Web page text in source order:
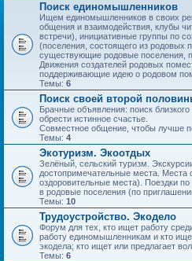
Поиск единомышленников
Ищем единомышленников в своих
общения и взаимодействия, клубы
встречи), инициативные группы по
(поселения, состоящего из
существующие родовые поселения,
Движения создателей родовых
поддерживающие идею о родовом
Темы: 6
Поиск своей второй
Брачные объявления: поиск
обрести истинное счастье.
Совместное общение, чтобы лучше
Темы: 4
Экотуризм. Экоотдых
Зелёный, сельский туризм.
достопримечательные места. Места
оздоровительные места). Поездки
в родовые поселения (по
Темы: 10
Трудоустройство. Экодело
Форум для тех, кто ищет работу
работу единомышленникам и кто
экодела; кто ищет или предлагает
Темы: 6